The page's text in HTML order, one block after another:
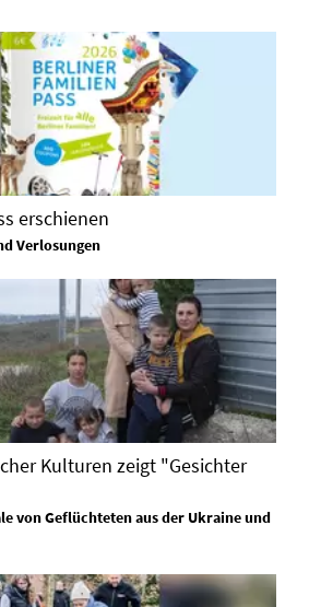
erschienen
Verlosungen
Kulturen zeigt "Gesichter
von Geflüchteten aus der Ukraine und